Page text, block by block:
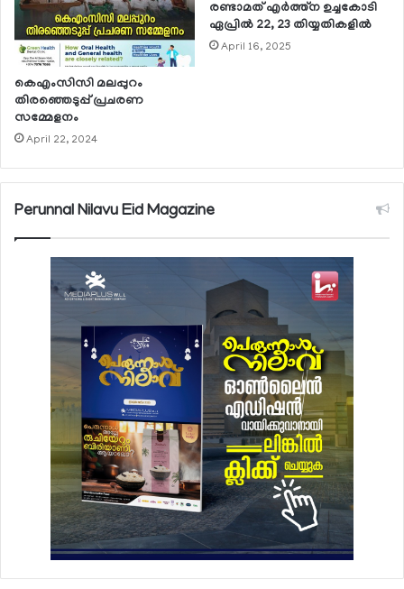
കെഎംസിസി മലപ്പുറം
തിരഞ്ഞെടുപ്പ് പ്രചരണ
സമ്മേളനം
April 22, 2024
രണ്ടാമത് എര്‍ത്ത്ന ഉച്ചകോടി
ഏപ്രില്‍ 22, 23 തിയ്യതികളില്‍
April 16, 2025
Perunnal Nilavu Eid Magazine